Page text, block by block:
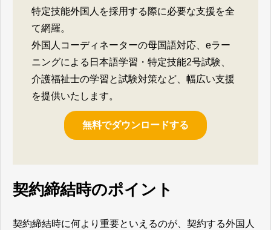
特定技能外国人を採用する際に必要な支援を全
て網羅。
外国人コーディネーターの母国語対応、eラー
ニングによる日本語学習・特定技能2号試験、
介護福祉士の学習と試験対策など、幅広い支援
を提供いたします。
無料でダウンロードする
契約締結時のポイント
契約締結時に何より重要といえるのが、契約する外国人